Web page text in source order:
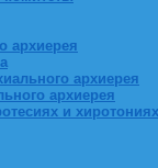
архиерея
архиерея
архиерея
и хиротониях